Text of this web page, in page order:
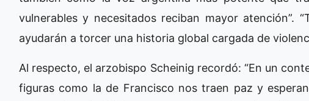
vulnerables y necesitados reciban mayor atención”.
ayudarán a torcer una historia global cargada de
Al respecto, el arzobispo Scheinig recordó: “En un
figuras como la de Francisco nos traen paz y